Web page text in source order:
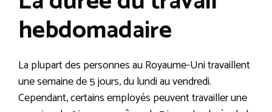
hebdomadaire
La plupart des personnes au Royaume-Uni travaillent
une semaine de 5 jours, du lundi au vendredi.
Cependant, certains employés peuvent travailler une